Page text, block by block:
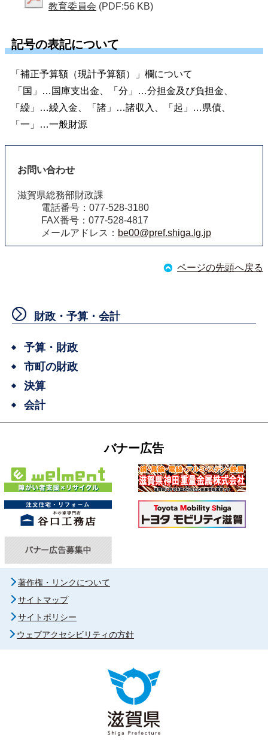
教育委員会 (PDF:56 KB)
記号の表記について
「補正予算額（現計予算額）」欄について
「国」…国庫支出金、「分」…分担金及び負担金、
「繰」…繰入金、「諸」…諸収入、「起」…県債、
「一」…一般財源
お問い合わせ
滋賀県総務部財政課
電話番号：077-528-3180
FAX番号：077-528-4817
メールアドレス： be00@pref.shiga.lg.jp
ページの先頭へ戻る
財政・予算・会計
予算・財政
市町の財政
決算
会計
バナー広告
著作権・リンクについて
サイトマップ
サイトポリシー
ウェブアクセシビリティの方針